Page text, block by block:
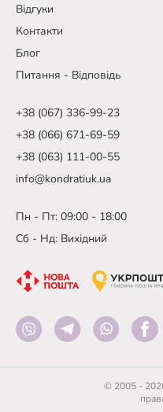
Відгуки
Контакти
Блог
Питання - Відповідь
+38 (067) 336-99-23
+38 (066) 671-69-59
+38 (063) 111-00-55
info@kondratiuk.ua
Пн - Пт: 09:00 - 18:00
Сб - Нд: Вихідний
© 2005 -